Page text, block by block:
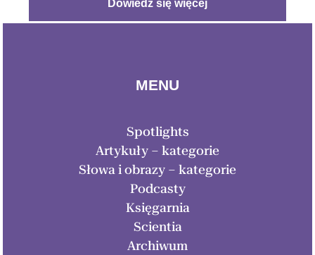
Dowiedz się więcej
MENU
Spotlights
Artykuły – kategorie
Słowa i obrazy – kategorie
Podcasty
Księgarnia
Scientia
Archiwum